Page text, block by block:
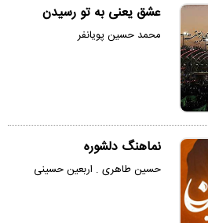
عشق یعنی به تو رسیدن
محمد حسین پویانفر
نماهنگ دلشوره
حسین طاهری . اربعین حسینی